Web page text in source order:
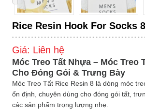
Rice Resin Hook For Socks 8
Giá: Liên hệ
Móc Treo Tất Nhựa – Móc Treo
Cho Đóng Gói & Trưng Bày
Móc Treo Tất Rice Resin 8 là dòng móc
ổn định, chuyên dùng cho đóng gói tất,
các sản phẩm trọng lượng nhẹ.